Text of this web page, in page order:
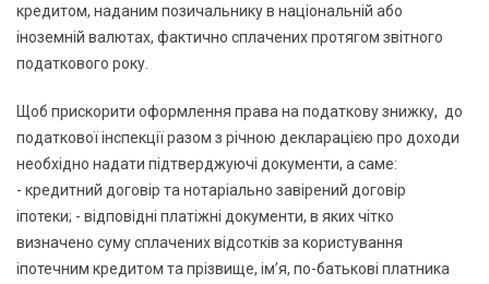
кредитом, наданим позичальнику в національній або
іноземній валютах, фактично сплачених протягом звітного
податкового року.
Щоб прискорити оформлення права на податкову знижку, до
податкової інспекції разом з річною декларацією про доходи
необхідно надати підтверджуючі документи, а саме:
- кредитний договір та нотаріально завірений договір
іпотеки; - відповідні платіжні документи, в яких чітко
визначено суму сплачених відсотків за користування
іпотечним кредитом та прізвище, ім’я, по-батькові платника